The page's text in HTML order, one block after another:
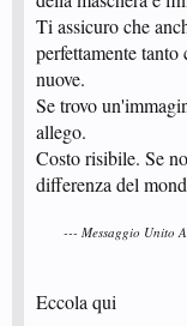
Ti assicuro che
perfettamente
nuove.
Se trovo
allego.
Costo risibile. Se
differenza del
--- Messaggio Unito
Eccola qui